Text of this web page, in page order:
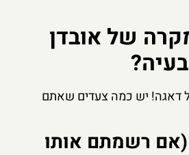
של אובדן
דאגה! יש כמה צעדים שאתם
רשמתם אותו